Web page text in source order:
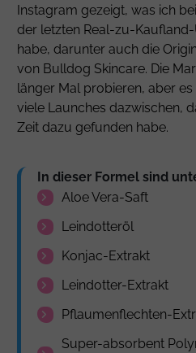
Instagram gezeigt, was ich
der letzten Real-zu-
habe, darunter auch die
von Bulldog Skincare. Die
länger Mal probieren, aber
viele Launches dazwischen,
Zeit dazu gefunden habe.
In dieser Formel sind
Aloe Vera-Saft
Leindotteröl
Konjac-Extrakt
Leindotter-Extrakt
Pflaumenflechten-
Super-absorbent